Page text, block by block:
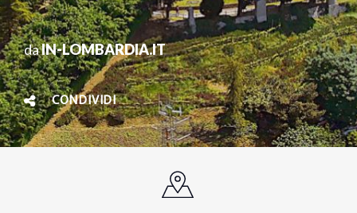
daIN-LOMBARDIA.IT
CONDIVIDI